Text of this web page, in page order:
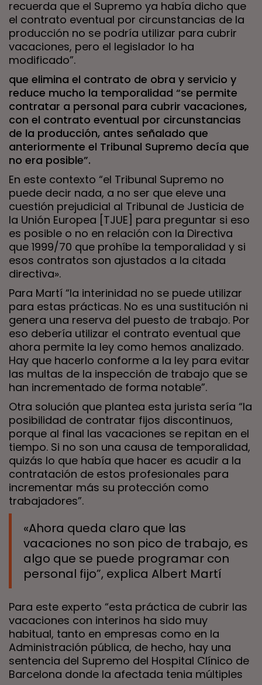
recuerda que el Supremo ya había dicho que
el contrato eventual por circunstancias de la
producción no se podría utilizar para cubrir
vacaciones, pero el legislador lo ha
modificado”.
que elimina el contrato de obra y servicio y
reduce mucho la temporalidad “se permite
contratar a personal para cubrir vacaciones,
con el contrato eventual por circunstancias
de la producción, antes señalado que
anteriormente el Tribunal Supremo decía que
no era posible”.
En este contexto “el Tribunal Supremo no
puede decir nada, a no ser que eleve una
cuestión prejudicial al Tribunal de Justicia de
la Unión Europea [TJUE] para preguntar si eso
es posible o no en relación con la Directiva
que 1999/70 que prohíbe la temporalidad y si
esos contratos son ajustados a la citada
directiva».
Para Martí “la interinidad no se puede utilizar
para estas prácticas. No es una sustitución ni
genera una reserva del puesto de trabajo. Por
eso debería utilizar el contrato eventual que
ahora permite la ley como hemos analizado.
Hay que hacerlo conforme a la ley para evitar
las multas de la inspección de trabajo que se
han incrementado de forma notable”.
Otra solución que plantea esta jurista sería “la
posibilidad de contratar fijos discontinuos,
porque al final las vacaciones se repitan en el
tiempo. Si no son una causa de temporalidad,
quizás lo que había que hacer es acudir a la
contratación de estos profesionales para
incrementar más su protección como
trabajadores”.
«Ahora queda claro que las
vacaciones no son pico de trabajo, es
algo que se puede programar con
personal fijo”, explica Albert Martí
Para este experto “esta práctica de cubrir las
vacaciones con interinos ha sido muy
habitual, tanto en empresas como en la
Administración pública, de hecho, hay una
sentencia del Supremo del Hospital Clínico de
Barcelona donde la afectada tenia múltiples